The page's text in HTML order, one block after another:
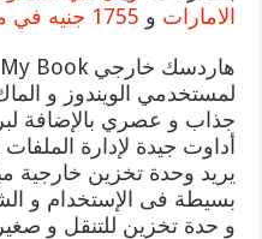
الامارات و 1755 جنيه في مصر
لمستخدمي الويندوز و
جذاب و عصري بالإضافة
أداوت جيدة لإدارة
يريد وحدة تخزين خارجية
بسيطة فى الإستخدام و
و حدة تخزين للتنقل و